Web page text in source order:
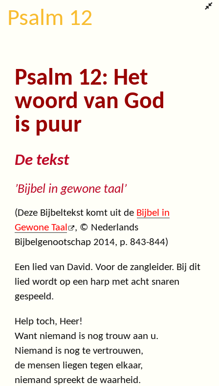
Psalm 12
Psalm 12: Het
woord van God
is puur
De tekst
’Bijbel in gewone taal’
(Deze Bijbeltekst komt uit de Bijbel in
Gewone Taal
, © Nederlands
Bijbelgenootschap 2014, p. 843-844)
Een lied van David. Voor de zangleider. Bij dit
lied wordt op een harp met acht snaren
gespeeld.
Help toch, Heer!
Want niemand is nog trouw aan u.
Niemand is nog te vertrouwen,
de mensen liegen tegen elkaar,
niemand spreekt de waarheid.